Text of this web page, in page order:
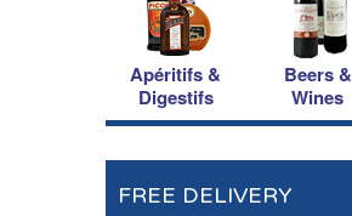
Apéritifs &
Digestifs
Beers &
Wines
FREE DELIVERY